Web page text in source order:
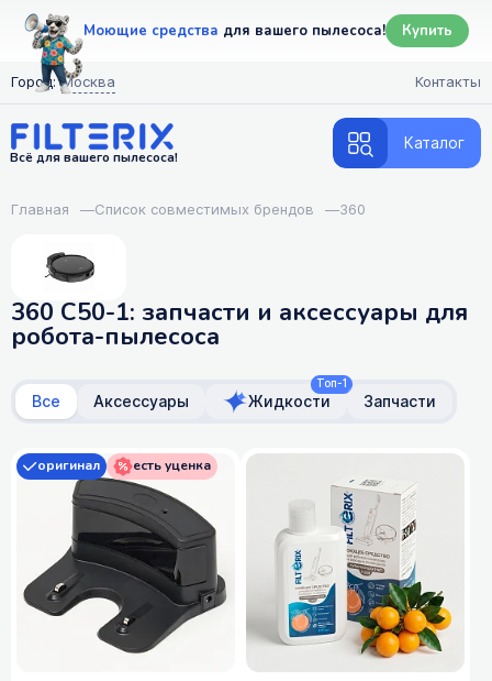
Моющие средства для вашего пылесоса! Купить
Город: Москва Контакты
Всё для вашего пылесоса!
Каталог
Главная —Список совместимых брендов —360
360 C50-1: запчасти и аксессуары для
робота-пылесоса
Все Аксессуары
Топ-1
Жидкости Запчасти
оригинал есть уценка